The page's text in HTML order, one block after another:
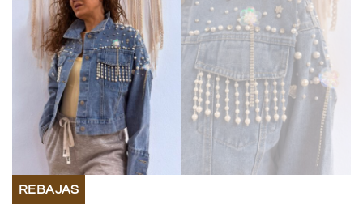
REBAJAS